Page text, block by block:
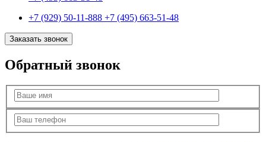
+7 (929) 50-11-888 +7 (495) 663-51-48
Заказать звонок
Обратный звонок